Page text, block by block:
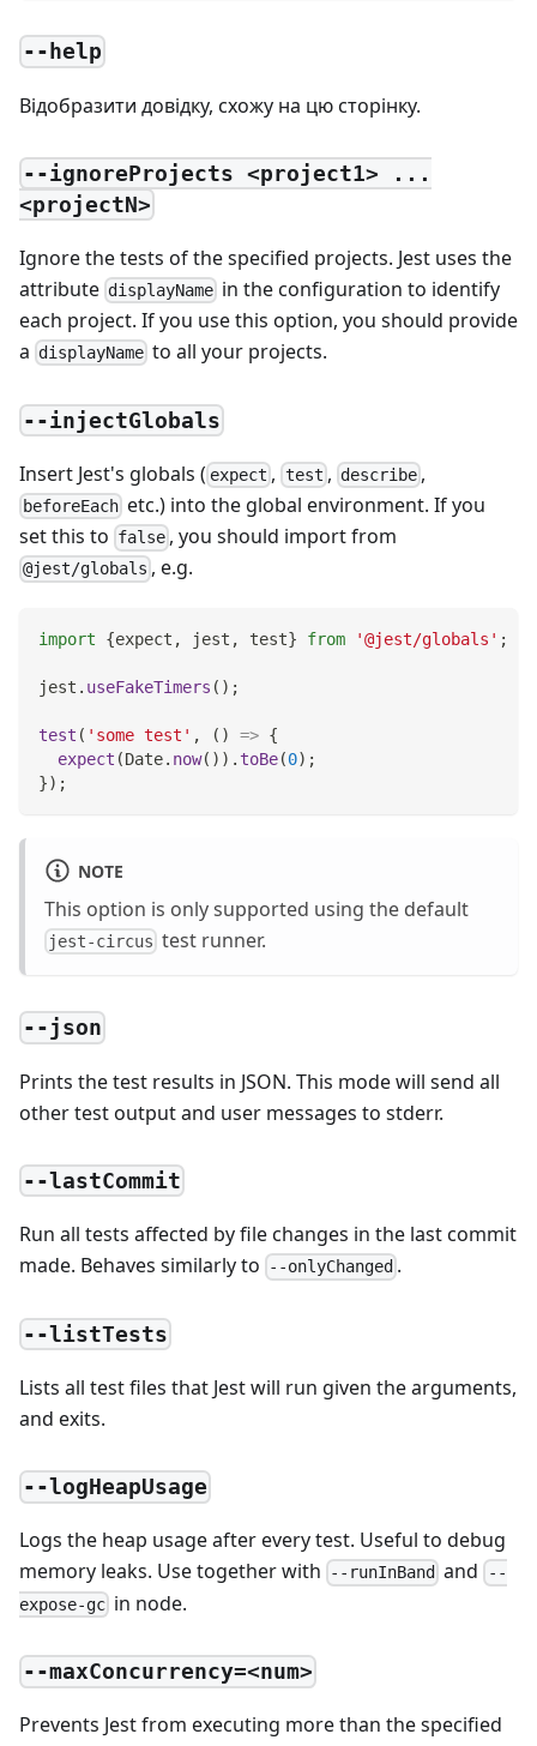
--help
Відобразити довідку, схожу на цю сторінку.
--ignoreProjects <project1> ...
<projectN>
Ignore the tests of the specified projects. Jest uses the
attribute displayName in the configuration to identify
each project. If you use this option, you should provide
a displayName to all your projects.
--injectGlobals
Insert Jest's globals ( expect , test , describe ,
beforeEach etc.) into the global environment. If you
set this to false , you should import from
@jest/globals , e.g.
import {expect , jest , test} from '@jest/globals' ;
jest . useFakeTimers ( ) ;
test ( 'some test' , ( ) => {
expect (Date. now( ) ) . toBe(0) ;
}) ;
NOTE
This option is only supported using the default
jest-circus test runner.
--json
Prints the test results in JSON. This mode will send all
other test output and user messages to stderr.
--lastCommit
Run all tests affected by file changes in the last commit
made. Behaves similarly to
--onlyChanged .
--listTests
Lists all test files that Jest will run given the arguments,
and exits.
--logHeapUsage
Logs the heap usage after every test. Useful to debug
memory leaks. Use together with
--runInBand and --
expose-gc in node.
--maxConcurrency=<num>
Prevents Jest from executing more than the specified